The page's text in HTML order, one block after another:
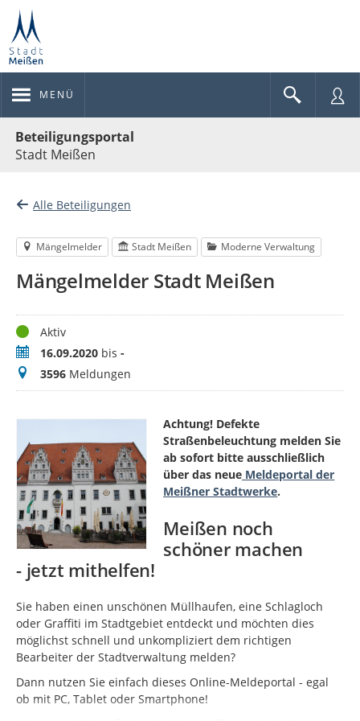
MENÜ
Beteiligungsportal
Stadt Meißen
Alle Beteiligungen
Mängelmelder Stadt Meißen Moderne Verwaltung
Mängelmelder Stadt Meißen
StatusAktiv
Zeitraum16.09.2020 bis -
Meldungen
3596 Meldungen
Achtung! Defekte
Straßenbeleuchtung melden Sie
ab sofort bitte ausschließlich
über das neue Meldeportal der
Meißner Stadtwerke.
Meißen noch
schöner machen
- jetzt mithelfen!
Sie haben einen unschönen Müllhaufen, eine Schlagloch
oder Graffiti im Stadtgebiet entdeckt und möchten dies
möglichst schnell und unkompliziert dem richtigen
Bearbeiter der Stadtverwaltung melden?
Dann nutzen Sie einfach dieses Online-Meldeportal - egal
ob mit PC, Tablet oder Smartphone!